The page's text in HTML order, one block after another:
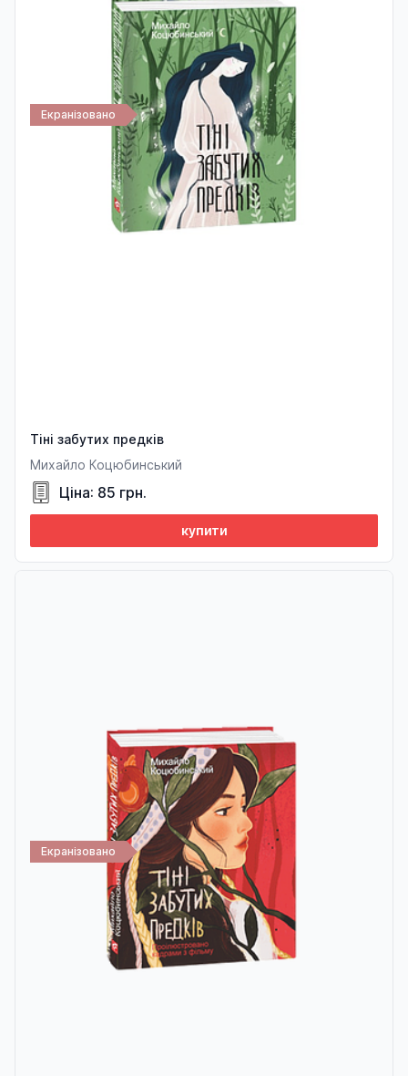
Екранізовано
Тіні забутих предків
Михайло Коцюбинський
Ціна: 85 грн.
купити
Екранізовано